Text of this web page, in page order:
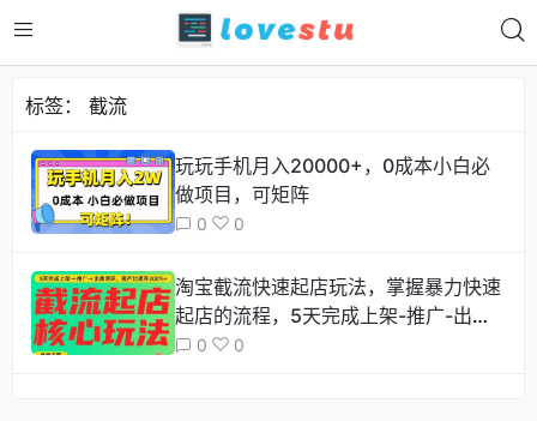
标签： 截流
玩玩手机月入20000+，0成本小白必
做项目，可矩阵
0 0
淘宝截流快速起店玩法，掌握暴力快速
起店的流程，5天完成上架-推广-出单
闭环
0 0